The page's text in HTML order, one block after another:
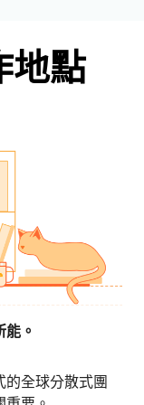
地點
。
的全球分散式團